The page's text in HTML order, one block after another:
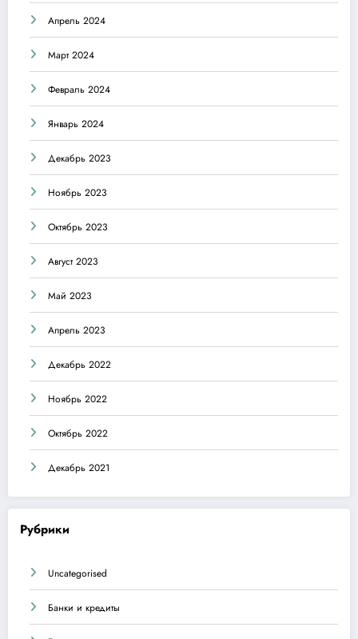
Апрель 2024
Март 2024
Февраль 2024
Январь 2024
Декабрь 2023
Ноябрь 2023
Октябрь 2023
Август 2023
Май 2023
Апрель 2023
Декабрь 2022
Ноябрь 2022
Октябрь 2022
Декабрь 2021
Рубрики
Uncategorised
Банки и кредиты